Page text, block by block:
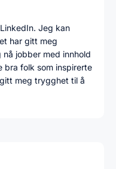
Jeg kan
har gitt meg
jobber med innhold
bra folk som inspirerte
meg trygghet til å